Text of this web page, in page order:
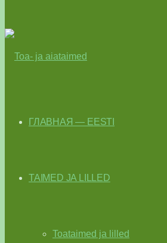
ГЛАВНАЯ — EESTI
TAIMED JA LILLED
Toataimed ja lilled